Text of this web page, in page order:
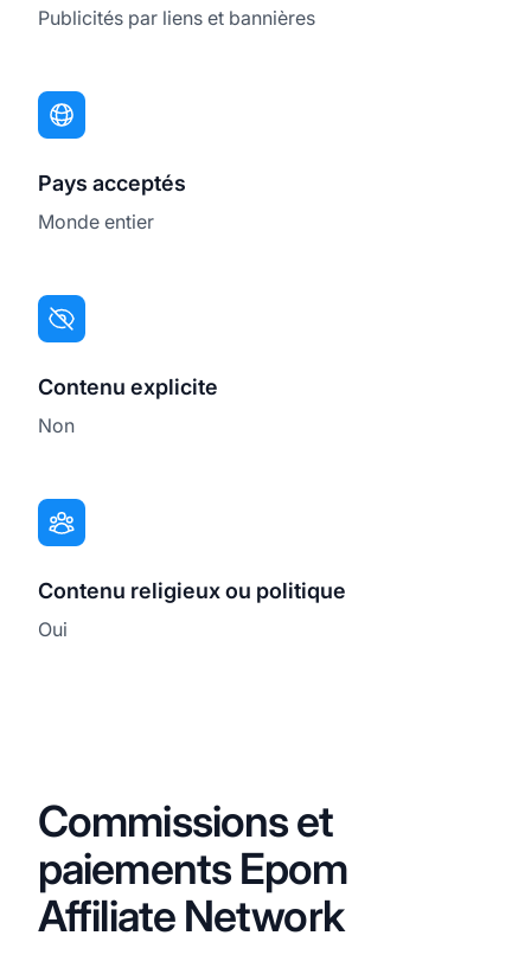
Publicités par liens et bannières
Pays acceptés
Monde entier
Contenu explicite
Non
Contenu religieux ou politique
Oui
Commissions et
paiements Epom
Affiliate Network